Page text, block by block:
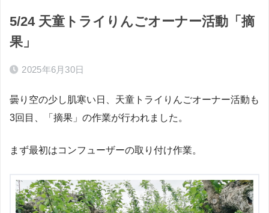
5/24 天童トライりんごオーナー活動「摘
果」
2025年6月30日
曇り空の少し肌寒い日、天童トライりんごオーナー活動も
3回目、「摘果」の作業が行われました。
まず最初はコンフューザーの取り付け作業。